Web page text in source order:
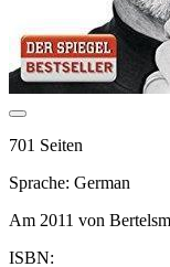
701 Seiten
Sprache: German
Am 2011 von
ISBN: